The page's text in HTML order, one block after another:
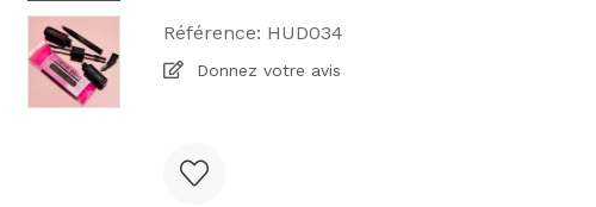
Référence: HUD034
Donnez votre avis